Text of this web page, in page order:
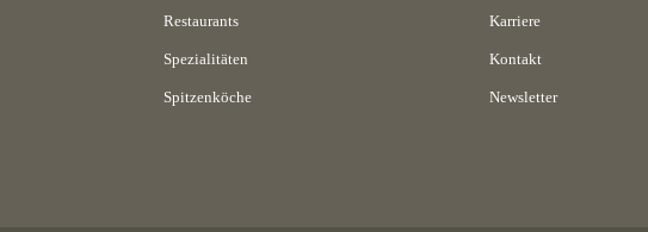
Restaurants
Spezialitäten
Spitzenköche
Karriere
Kontakt
Newsletter